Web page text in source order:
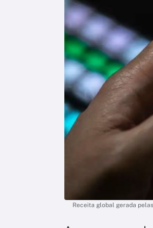
Receita global gerada